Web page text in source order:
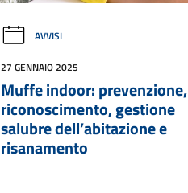
AVVISI
27 GENNAIO 2025
Muffe indoor: prevenzione,
riconoscimento, gestione
salubre dell’abitazione e
risanamento